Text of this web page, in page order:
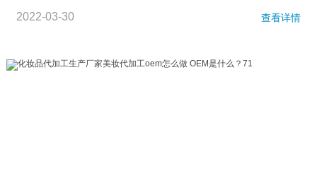
2022-03-30 查看详情